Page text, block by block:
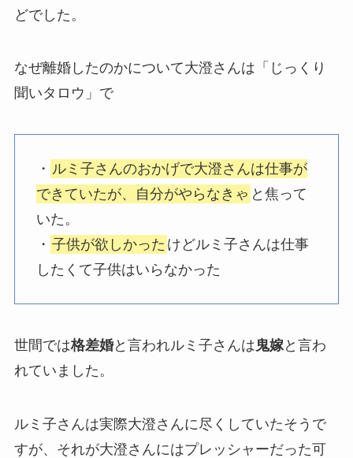
どでした。
なぜ離婚したのかについて大澄さんは「じっくり
聞いタロウ」で
・ ルミ子さんのおかげで大澄さんは仕事が
できていたが、自分がやらなきゃ と焦って
いた。
・ 子供が欲しかった けどルミ子さんは仕事
したくて子供はいらなかった
世間では格差婚と言われルミ子さんは 鬼嫁と言わ
れていました。
ルミ子さんは実際大澄さんに尽くしていたそうで
すが、それが大澄さんにはプレッシャーだった可